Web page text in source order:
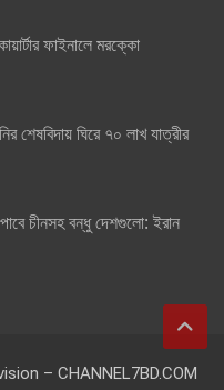
ফাইনালে মরক্কো
শেষবিদায় ঘিরে ৭০ লাখ যাত্রীর
চীনসহ বন্ধু দেশগুলো: ইরান
– CHANNEL7BD.COM